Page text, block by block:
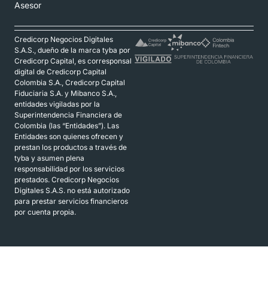
Asesor
Credicorp Negocios Digitales
S.A.S., dueño de la marca tyba por
Credicorp Capital, es corresponsal
digital de Credicorp Capital
Colombia S.A., Credicorp Capital
Fiduciaria S.A. y Mibanco S.A.,
entidades vigiladas por la
Superintendencia Financiera de
Colombia (las “Entidades”). Las
Entidades son quienes ofrecen y
prestan los productos a través de
tyba y asumen plena
responsabilidad por los servicios
prestados. Credicorp Negocios
Digitales S.A.S. no está autorizado
para prestar servicios financieros
por cuenta propia.